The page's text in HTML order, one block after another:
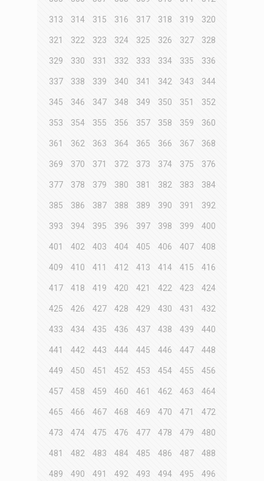
313 314 315 316 317 318 319 320
321 322 323 324 325 326 327 328
329 330 331 332 333 334 335 336
337 338 339 340 341 342 343 344
345 346 347 348 349 350 351 352
353 354 355 356 357 358 359 360
361 362 363 364 365 366 367 368
369 370 371 372 373 374 375 376
377 378 379 380 381 382 383 384
385 386 387 388 389 390 391 392
393 394 395 396 397 398 399 400
401 402 403 404 405 406 407 408
409 410 411 412 413 414 415 416
417 418 419 420 421 422 423 424
425 426 427 428 429 430 431 432
433 434 435 436 437 438 439 440
441 442 443 444 445 446 447 448
449 450 451 452 453 454 455 456
457 458 459 460 461 462 463 464
465 466 467 468 469 470 471 472
473 474 475 476 477 478 479 480
481 482 483 484 485 486 487 488
489 490 491 492 493 494 495 496